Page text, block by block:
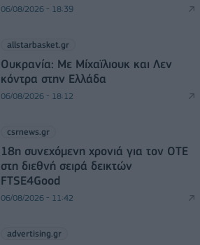
06/08/2026 - 18:39
allstarbasket.gr
Ουκρανία: Με Μίχαϊλιουκ και Λεν
κόντρα στην Ελλάδα
06/08/2026 - 18:12
csrnews.gr
18η συνεχόμενη χρονιά για τον ΟΤΕ
στη διεθνή σειρά δεικτών
FTSE4Good
06/08/2026 - 11:42
advertising.gr